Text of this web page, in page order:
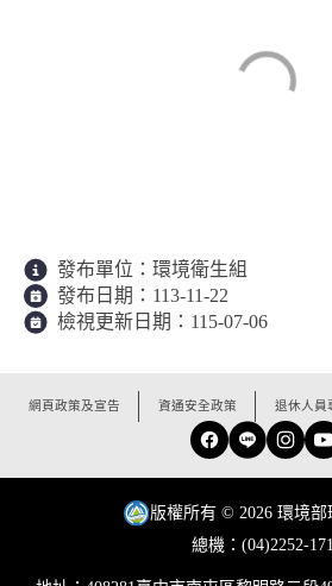
發布單位： 環境衛生組
發布日期： 113-11-22
檢視更新日期： 115-07-06
網頁政策及宣告 資通安全政策 退休人員
Facebook
Line
版權所有 © 2026 環境部
總機：(04)2252-